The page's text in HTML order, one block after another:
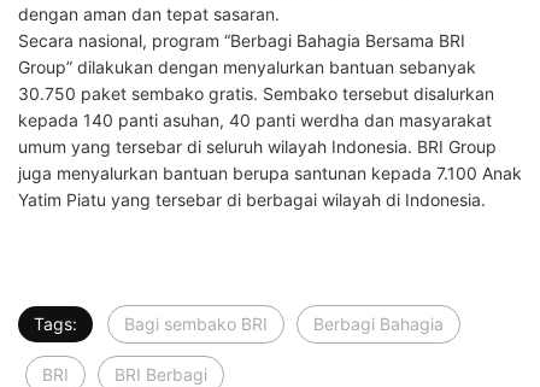
dengan aman dan tepat sasaran.
Secara nasional, program “Berbagi Bahagia Bersama BRI
Group” dilakukan dengan menyalurkan bantuan sebanyak
30.750 paket sembako gratis. Sembako tersebut disalurkan
kepada 140 panti asuhan, 40 panti werdha dan masyarakat
umum yang tersebar di seluruh wilayah Indonesia. BRI Group
juga menyalurkan bantuan berupa santunan kepada 7.100 Anak
Yatim Piatu yang tersebar di berbagai wilayah di Indonesia.
Tags: Bagi sembako BRI Berbagi Bahagia
BRI BRI Berbagi